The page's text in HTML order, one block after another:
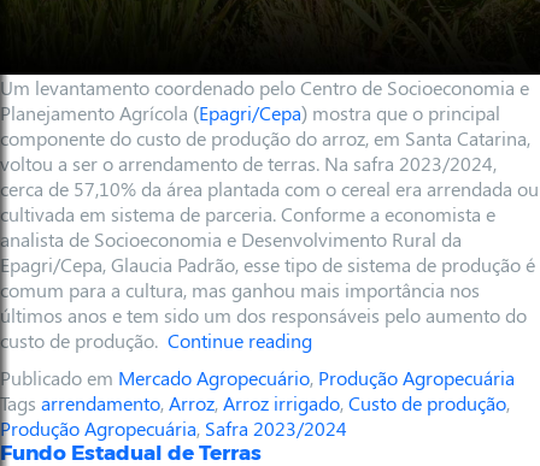
Um levantamento coordenado pelo Centro de Socioeconomia e
Planejamento Agrícola (Epagri/Cepa) mostra que o principal
componente do custo de produção do arroz, em Santa Catarina,
voltou a ser o arrendamento de terras. Na safra 2023/2024,
cerca de 57,10% da área plantada com o cereal era arrendada ou
cultivada em sistema de parceria. Conforme a economista e
analista de Socioeconomia e Desenvolvimento Rural da
Epagri/Cepa, Glaucia Padrão, esse tipo de sistema de produção é
comum para a cultura, mas ganhou mais importância nos
últimos anos e tem sido um dos responsáveis pelo aumento do
custo de produção. Continue reading
Publicado em Mercado Agropecuário, Produção Agropecuária
Tags arrendamento,Arroz,Arroz irrigado,Custo de produção,
Produção Agropecuária, Safra 2023/2024
Fundo Estadual de Terras